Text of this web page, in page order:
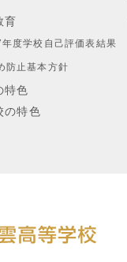
育
度学校自己評価表結果
防止基本方針
特色
の特色